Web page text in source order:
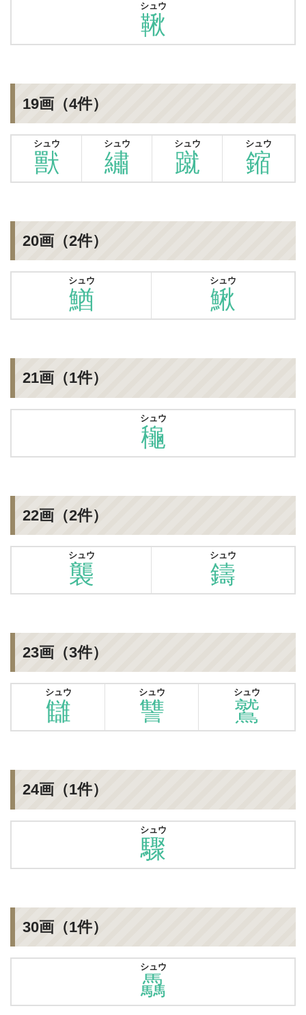
鞦
シュウ
19画（4件）
獸
シュウ
繡
シュウ
蹴
シュウ
鏥
シュウ
20画（2件）
鰌
シュウ
鰍
シュウ
21画（1件）
龝
シュウ
22画（2件）
襲
シュウ
鑄
シュウ
23画（3件）
讎
シュウ
讐
シュウ
鷲
シュウ
24画（1件）
驟
シュウ
30画（1件）
驫
シュウ